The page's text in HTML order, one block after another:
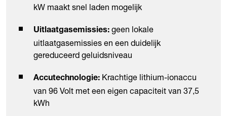
kW maakt snel laden mogelijk
Uitlaatgasemissies: geen lokale
uitlaatgasemissies en een duidelijk
gereduceerd geluidsniveau
Accutechnologie: Krachtige lithium-ionaccu
van 96 Volt met een eigen capaciteit van 37,5
kWh